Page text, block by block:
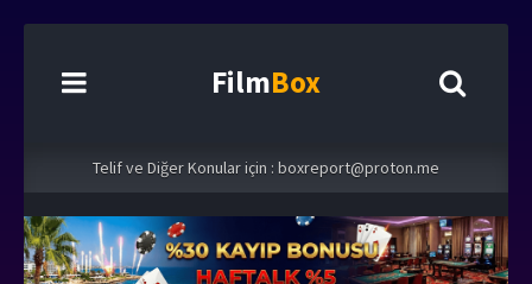
FilmBox
Telif ve Diğer Konular için : boxreport@proton.me